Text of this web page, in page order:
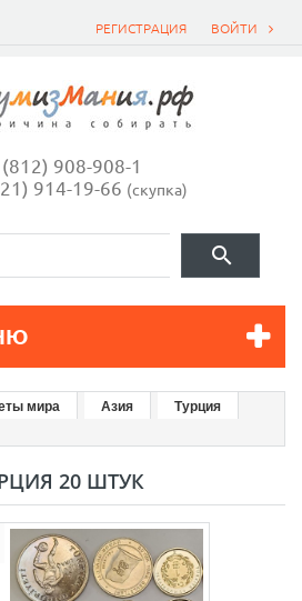
ВОЙТИ
РЕГИСТРАЦИЯ
908-908-1
914-19-66 (скупка)
мира Азия
Турция
20 ШТУК